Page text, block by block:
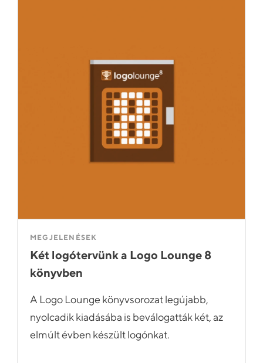
MEGJELENÉSEK
Két logótervünk a Logo Lounge 8
könyvben
A Logo Lounge könyvsorozat legújabb,
nyolcadik kiadásába is beválogatták két, az
elmúlt évben készült logónkat.